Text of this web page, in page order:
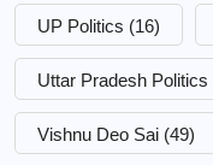
UP Politics (16)
Uttar Pradesh Politics
Vishnu Deo Sai (49)